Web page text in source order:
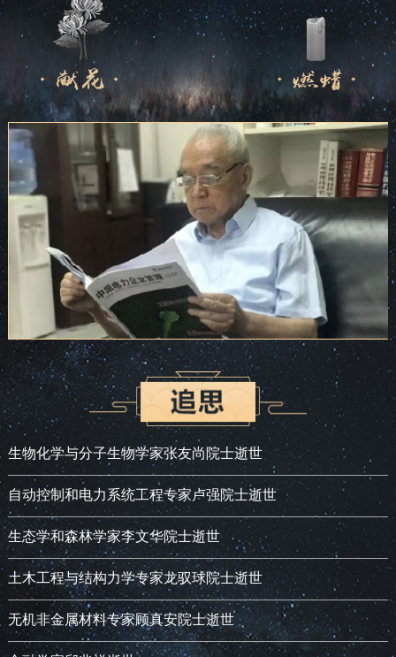
生物化学与分子生物学家张友尚院士逝世
自动控制和电力系统工程专家卢强院士逝世
生态学和森林学家李文华院士逝世
土木工程与结构力学专家龙驭球院士逝世
无机非金属材料专家顾真安院士逝世